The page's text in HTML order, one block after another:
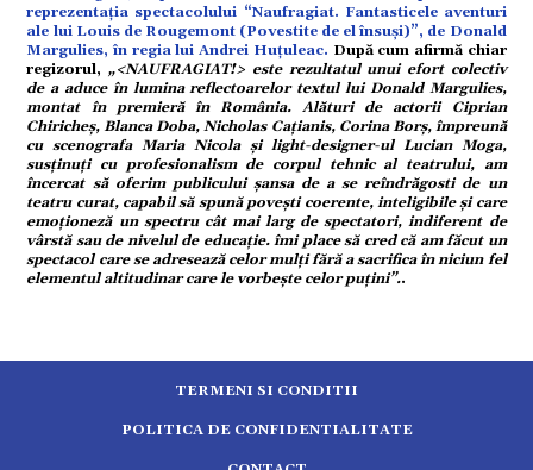
reprezentația spectacolului “Naufragiat. Fantasticele aventuri
ale lui Louis de Rougemont (Povestite de el însuși)”, de Donald
Margulies, în regia lui Andrei Huțuleac. După cum afirmă chiar
regizorul,„<NAUFRAGIAT!> este rezultatul unui efort colectiv
de a aduce în lumina reflectoarelor textul lui Donald Margulies,
montat în premieră în România. Alături de actorii Ciprian
Chiricheș, Blanca Doba, Nicholas Cațianis, Corina Borș, împreună
cu scenografa Maria Nicola și light-designer-ul Lucian Moga,
susținuți cu profesionalism de corpul tehnic al teatrului, am
încercat să oferim publicului șansa de a se reîndrăgosti de un
teatru curat, capabil să spună povești coerente, inteligibile și care
emoționeză un spectru cât mai larg de spectatori, indiferent de
vârstă sau de nivelul de educație. îmi place să cred că am făcut un
spectacol care se adresează celor mulți fără a sacrifica în niciun fel
elementul altitudinar care le vorbește celor puțini”..
TERMENI SI CONDITII
POLITICA DE CONFIDENTIALITATE